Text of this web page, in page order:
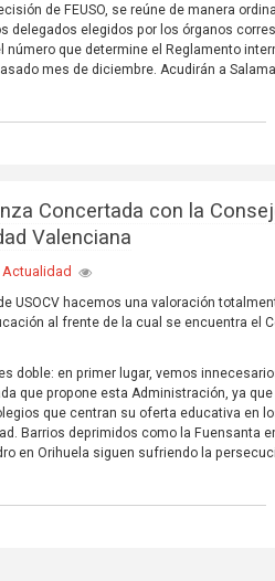
de FEUSO, se reúne de manera
delegados elegidos por los órganos
número que determine el Reglamento
mes de diciembre. Acudirán a
Concertada con la
Valenciana
Actualidad
USOCV hacemos una valoración
al frente de la cual se encuentra el
doble: en primer lugar, vemos
que propone esta Administración, ya
que centran su oferta educativa en
Barrios deprimidos como la Fuensanta
en Orihuela siguen sufriendo la